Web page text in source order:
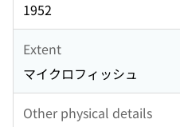
1952
Extent
マイクロフィッシュ
Other physical details